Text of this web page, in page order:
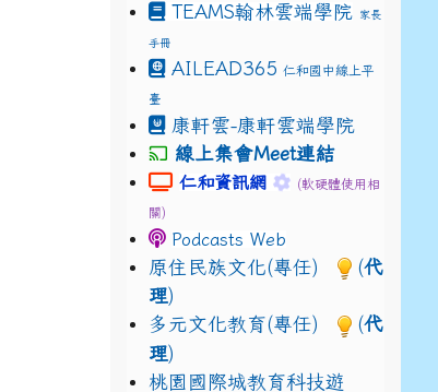
d/
TEAMS翰林雲端學院 家長
手冊
AILEAD365 仁和國中線上平
臺
康軒雲-康軒雲端學院
線上集會Meet連結
link to https://
仁和資訊網 link to https://
(軟硬體使用相
關)
Podcasts Web
原住民族文化(專任) (代
理)
多元文化教育(專任)
(代
理)
桃園國際城教育科技遊